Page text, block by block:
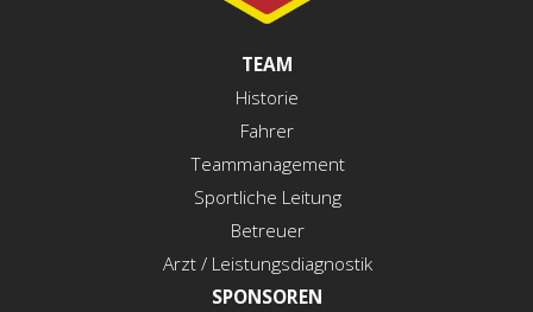
TEAM
Historie
Fahrer
Teammanagement
Sportliche Leitung
Betreuer
Arzt / Leistungsdiagnostik
SPONSOREN